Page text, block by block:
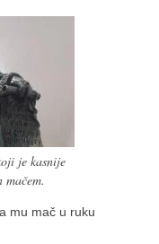
je kasnije
mačem.
mu mač u ruku